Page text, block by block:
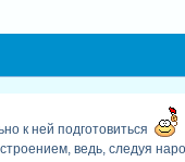
к ней подготовиться
ведь, следуя